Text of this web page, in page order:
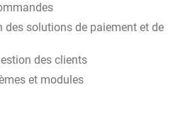
des solutions de paiement et de
des clients
et modules